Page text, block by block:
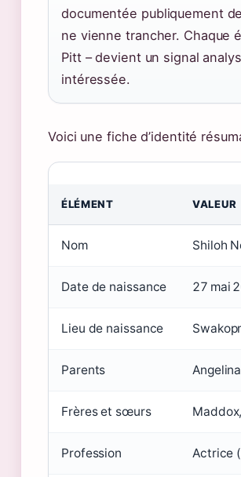
documentée publiquement
ne vienne trancher. Chaque
Pitt – devient un signal
intéressée.
Voici une fiche d’identité
ÉLÉMENT VALEUR
Nom Shiloh
Date de naissance 27 mai
Lieu de naissance
Parents
Frères et sœurs
Profession Actrice